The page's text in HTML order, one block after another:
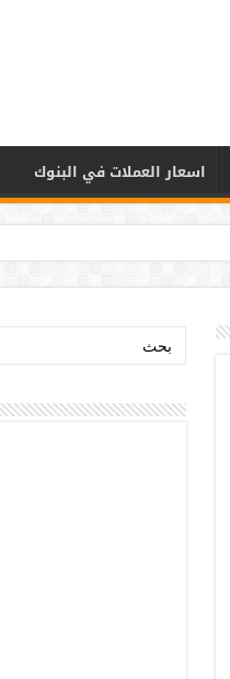
اسعار العملات في البنوك
بحث: